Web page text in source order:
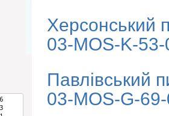
Херсонський
03-MOS-K-
Павлівський
03-MOS-G-